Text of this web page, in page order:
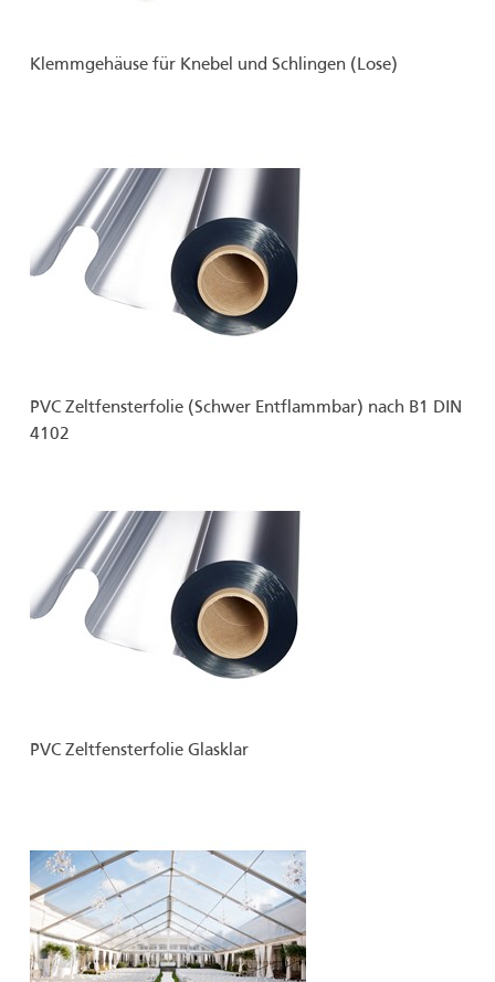
Klemmgehäuse für Knebel und Schlingen (Lose)
PVC Zeltfensterfolie (Schwer Entflammbar) nach B1 DIN
4102
PVC Zeltfensterfolie Glasklar